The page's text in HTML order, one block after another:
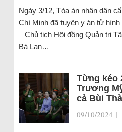
Ngày 3/12, Tòa án nhân dân
Chí Minh đã tuyên y án tử
– Chủ tịch Hội đồng Quản trị
Bà Lan…
Từng kéo
Trương
cả Bùi
09/10/2024 |